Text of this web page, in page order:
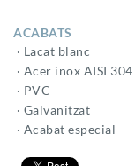
ACABATS
· Lacat blanc
· Acer inox AISI 304
· PVC
· Galvanitzat
· Acabat especial